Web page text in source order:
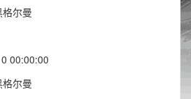
格尔曼
00:00:00
格尔曼